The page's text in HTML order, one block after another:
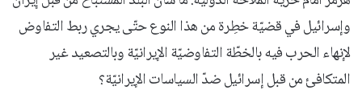
وإسرائيل في قضيّة خطِرة من هذا النوع حتّى يجري ربط التفاوض
لإنهاء الحرب فيه بالخطّة التفاوضيّة الإيرانيّة وبالتصعيد غير
المتكافئ من قبل إسرائيل ضدّ السياسات الإيرانيّة؟